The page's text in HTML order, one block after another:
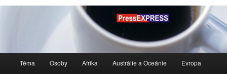
navigační
Téma Osoby Afrika Austrálie a Oceánie Evropa